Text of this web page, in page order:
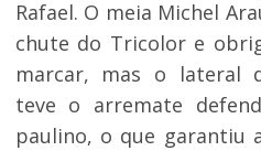
Rafael. O meia Michel
chute do Tricolor e
marcar, mas o lateral
teve o arremate
paulino, o que garantiu